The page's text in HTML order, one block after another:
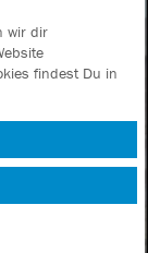
wir dir
findest Du in